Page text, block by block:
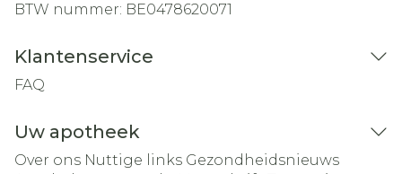
BTW nummer: BE0478620071
Klantenservice
FAQ
Uw apotheek
Over ons Nuttige links Gezondheidsnieuws